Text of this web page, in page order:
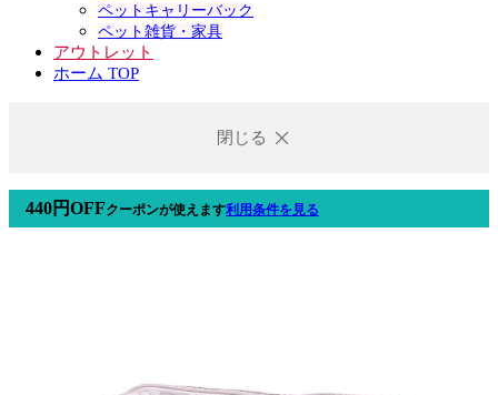
ペットキャリーバック
ペット雑貨・家具
アウトレット
ホーム TOP
閉じる
440円OFFクーポンが使えます利用条件を見る